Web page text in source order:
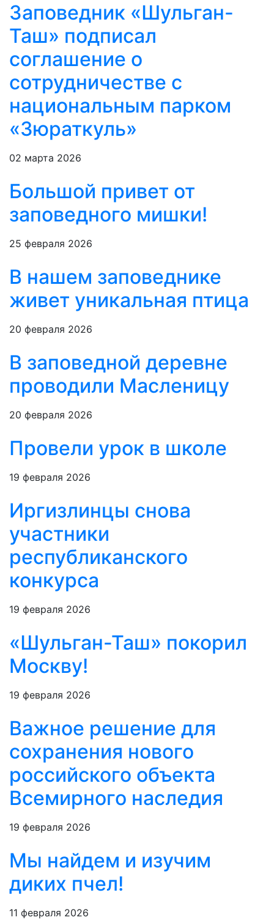
Заповедник «Шульган-
Таш» подписал
соглашение о
сотрудничестве с
национальным парком
«Зюраткуль»
02 марта 2026
Большой привет от
заповедного мишки!
25 февраля 2026
В нашем заповеднике
живет уникальная птица
20 февраля 2026
В заповедной деревне
проводили Масленицу
20 февраля 2026
Провели урок в школе
19 февраля 2026
Иргизлинцы снова
участники
республиканского
конкурса
19 февраля 2026
«Шульган-Таш» покорил
Москву!
19 февраля 2026
Важное решение для
сохранения нового
российского объекта
Всемирного наследия
19 февраля 2026
Мы найдем и изучим
диких пчел!
11 февраля 2026